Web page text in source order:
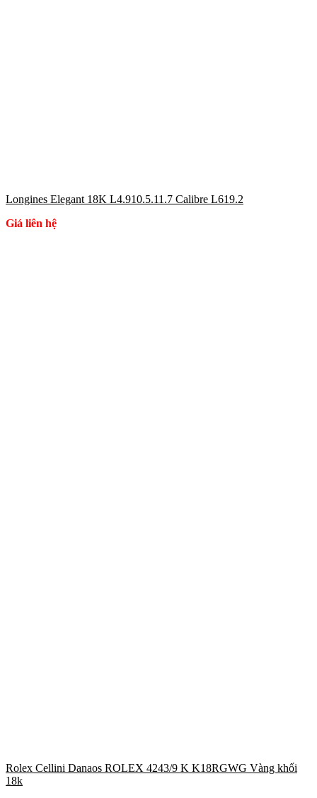
Longines Elegant 18K L4.910.5.11.7 Calibre L619.2
Giá liên hệ
Rolex Cellini Danaos ROLEX 4243/9 K K18RGWG Vàng khối
18k